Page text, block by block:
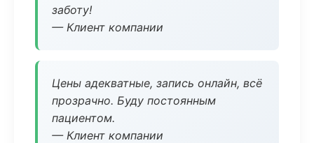
заботу!
— Клиент компании
Цены адекватные, запись онлайн, всё
прозрачно. Буду постоянным
пациентом.
— Клиент компании